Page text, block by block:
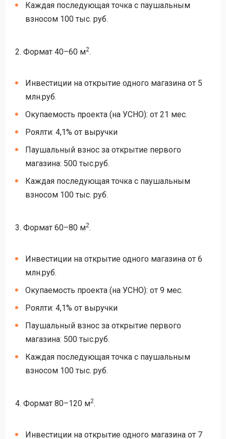
Каждая последующая точка с паушальным
взносом 100 тыс. руб.
2. Формат 40–60 м2.
Инвестиции на открытие одного магазина от 5
млн.руб.
Окупаемость проекта (на УСНО): от 21 мес.
Роялти: 4,1% от выручки
Паушальный взнос за открытие первого
магазина: 500 тыс.руб.
Каждая последующая точка с паушальным
взносом 100 тыс. руб.
3. Формат 60–80 м2.
Инвестиции на открытие одного магазина от 6
млн.руб.
Окупаемость проекта (на УСНО): от 9 мес.
Роялти: 4,1% от выручки
Паушальный взнос за открытие первого
магазина: 500 тыс.руб.
Каждая последующая точка с паушальным
взносом 100 тыс. руб.
4. Формат 80–120 м2.
Инвестиции на открытие одного магазина от 7